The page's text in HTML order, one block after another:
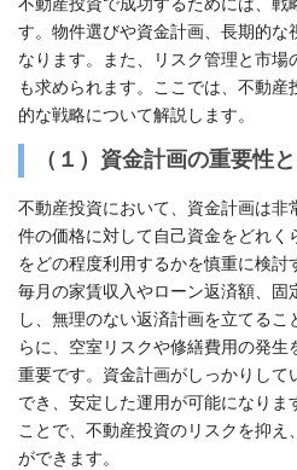
す。物件選びや資金計画、長期的な
なります。また、リスク管理と市
も求められます。ここでは、不動
的な戦略について解説します。
（１） 資金計画の重要性
不動産投資において、資金計画は非
件の価格に対して自己資金をどれく
をどの程度利用するかを慎重に検討
毎月の家賃収入やローン返済額、固
し、無理のない返済計画を立てるこ
らに、空室リスクや修繕費用の発
重要です。資金計画がしっかりし
でき、安定した運用が可能になりま
ことで、不動産投資のリスクを抑え
ができます。